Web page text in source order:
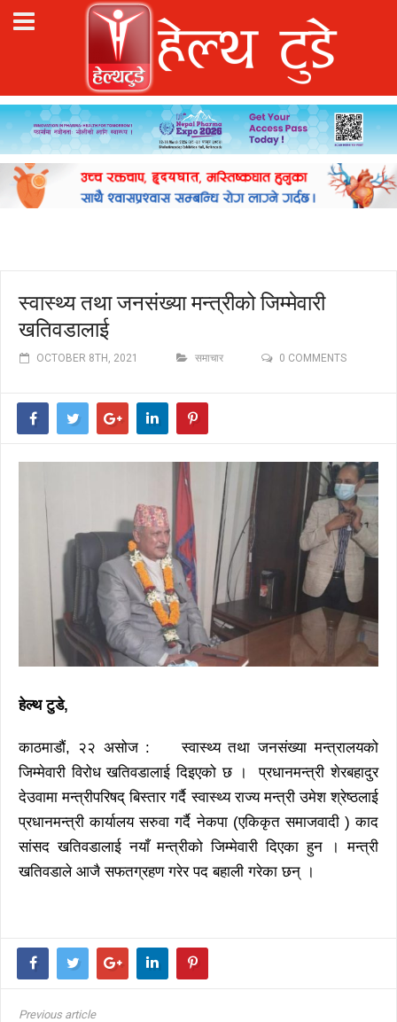
स्वास्थ्य तथा जनसंख्या मन्त्रीको जिम्मेवारी
खतिवडालाई
OCTOBER 8TH, 2021 समाचार 0 COMMENTS
हेल्थ टुडे,
काठमाडौं, २२ असोज : स्वास्थ्य तथा जनसंख्या मन्त्रालयको
जिम्मेवारी विरोध खतिवडालाई दिइएको छ । प्रधानमन्त्री शेरबहादुर
देउवामा मन्त्रीपरिषद् बिस्तार गर्दै स्वास्थ्य राज्य मन्त्री उमेश श्रेष्ठलाई
प्रधानमन्त्री कार्यालय सरुवा गर्दै नेकपा (एकिकृत समाजवादी ) काद
सांसद खतिवडालाई नयाँ मन्त्रीको जिम्मेवारी दिएका हुन । मन्त्री
खतिवडाले आजै सफतग्रहण गरेर पद बहाली गरेका छन् ।
Previous article